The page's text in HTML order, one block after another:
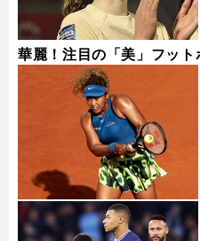
華麗！注目の「美」フッ